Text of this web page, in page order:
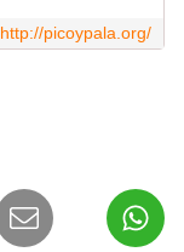
http://picoypala.org/